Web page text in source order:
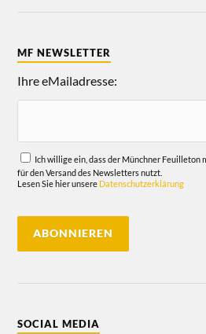
MF NEWSLETTER
Ihre eMailadresse:
Ich willige ein, dass der Münchner Feuilleton
für den Versand des Newsletters nutzt.
Lesen Sie hier unsere Datenschutzerklärung
SOCIAL MEDIA